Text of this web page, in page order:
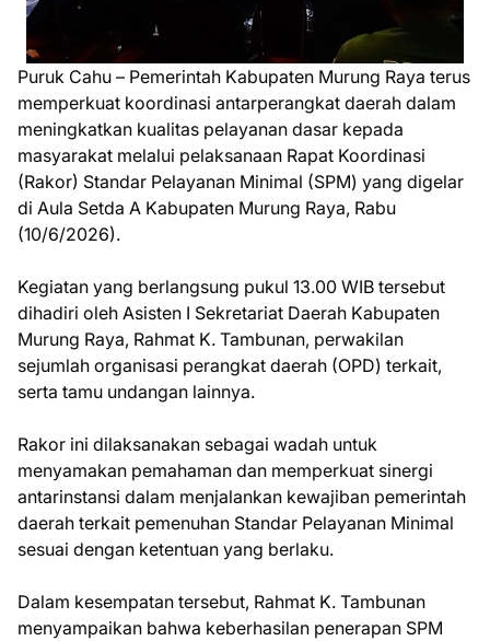
Puruk Cahu – Pemerintah Kabupaten Murung Raya terus
memperkuat koordinasi antarperangkat daerah dalam
meningkatkan kualitas pelayanan dasar kepada
masyarakat melalui pelaksanaan Rapat Koordinasi
(Rakor) Standar Pelayanan Minimal (SPM) yang digelar
di Aula Setda A Kabupaten Murung Raya, Rabu
(10/6/2026).
Kegiatan yang berlangsung pukul 13.00 WIB tersebut
dihadiri oleh Asisten I Sekretariat Daerah Kabupaten
Murung Raya, Rahmat K. Tambunan, perwakilan
sejumlah organisasi perangkat daerah (OPD) terkait,
serta tamu undangan lainnya.
Rakor ini dilaksanakan sebagai wadah untuk
menyamakan pemahaman dan memperkuat sinergi
antarinstansi dalam menjalankan kewajiban pemerintah
daerah terkait pemenuhan Standar Pelayanan Minimal
sesuai dengan ketentuan yang berlaku.
Dalam kesempatan tersebut, Rahmat K. Tambunan
menyampaikan bahwa keberhasilan penerapan SPM